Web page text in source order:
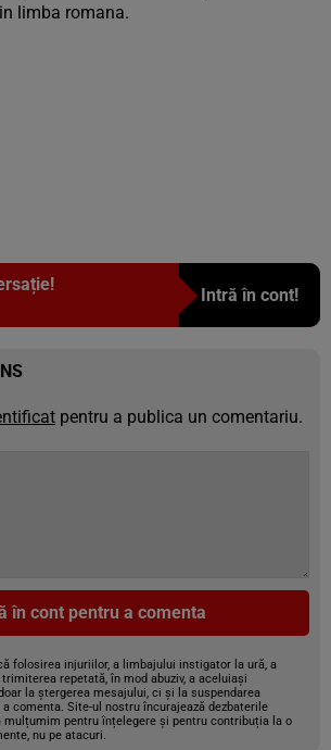
limba romana.
Intră în cont!
pentru a publica un comentariu.
în cont pentru a comenta
folosirea injuriilor, a limbajului instigator la ură, a
repetată, în mod abuziv, a aceluiași
la ștergerea mesajului, ci și la suspendarea
comenta. Site-ul nostru încurajează dezbaterile
mulțumim pentru înțelegere și pentru contribuția la o
nu pe atacuri.